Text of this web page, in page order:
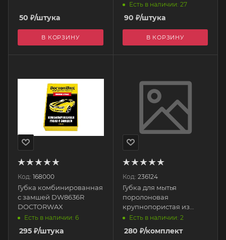
50 ₽/штука
В КОРЗИНУ
Есть в наличии: 27
90 ₽/штука
В КОРЗИНУ
Код: 168000
Губка комбинированная
с замшей DW8636R
DOCTORWAX
Есть в наличии: 6
295 ₽/штука
Код: 236124
Губка для мытья
поролоновая
крупнопористая из
пенополиуретана 20 х11
х 6 см (желтая) (набор
3шт) 160336 VORTEX
Есть в наличии: 2
280 ₽/комплект